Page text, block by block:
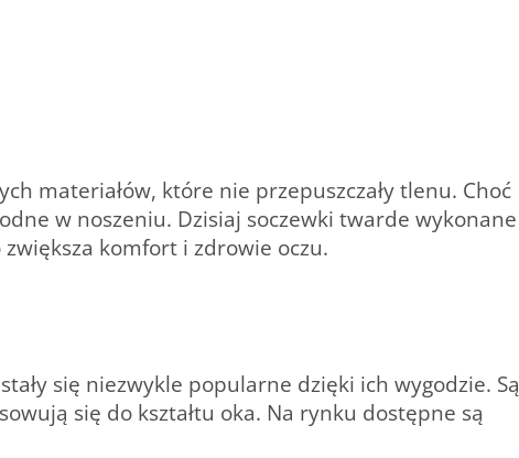
materiałów, które nie przepuszczały tlenu. Choć
w noszeniu. Dzisiaj soczewki twarde wykonane
komfort i zdrowie oczu.
się niezwykle popularne dzięki ich wygodzie. Są
się do kształtu oka. Na rynku dostępne są